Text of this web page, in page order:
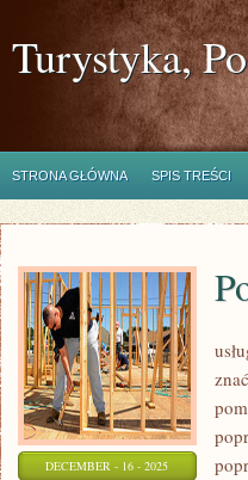
Turystyka,
STRONA GŁÓWNA SPIS TREŚCI
DECEMBER - 16 - 2025